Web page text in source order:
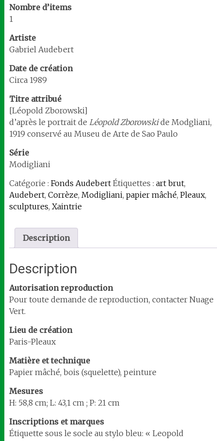
Nombre d’items
1
Artiste
Gabriel Audebert
Date de création
Circa 1989
Titre attribué
[Léopold Zborowski]
d’après le portrait de Léopold Zborowskide Modgliani,
1919 conservé au Museu de Arte de Sao Paulo
Série
Modigliani
Catégorie : Fonds Audebert Étiquettes : art brut,
Audebert, Corrèze, Modigliani, papier mâché, Pleaux,
sculptures, Xaintrie
Description
Description
Autorisation reproduction
Pour toute demande de reproduction, contacter Nuage
Vert.
Lieu de création
Paris-Pleaux
Matière et technique
Papier mâché, bois (squelette), peinture
Mesures
H: 58,8 cm; L: 43,1 cm ; P: 21 cm
Inscriptions et marques
Étiquette sous le socle au stylo bleu: « Leopold